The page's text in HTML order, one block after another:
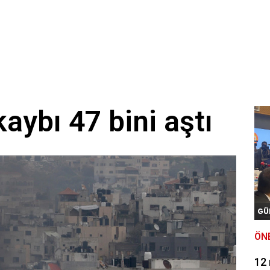
47 bini aştı
12